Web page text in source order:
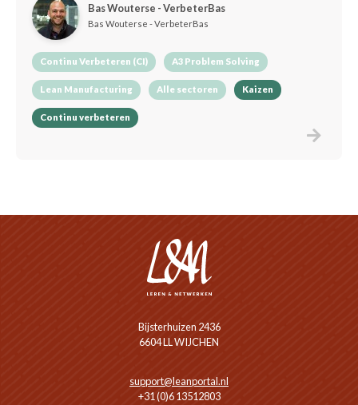
Bas Wouterse - VerbeterBas
Bas Wouterse - VerbeterBas
Continu Verbeteren (CI) A3 Problem Solving
Lean Manufacturing Alle sectoren Kaizen
Continu verbeteren
Bijsterhuizen 2436
6604 LL WIJCHEN
support@leanportal.nl
+31 (0)6 13512803